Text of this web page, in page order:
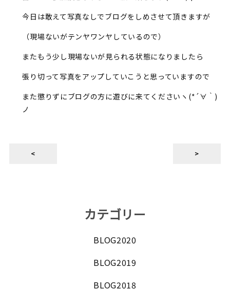
今日は敢えて写真なしでブログをしめさせて頂きますが
（現場ないがテンヤワンヤしているので）
またもう少し現場ないが見られる状態になりましたら
張り切って写真をアップしていこうと思っていますので
また懲りずにブログの方に遊びに来てくださいヽ(*´∀｀)
ノ
< >
カテゴリー
BLOG2020
BLOG2019
BLOG2018